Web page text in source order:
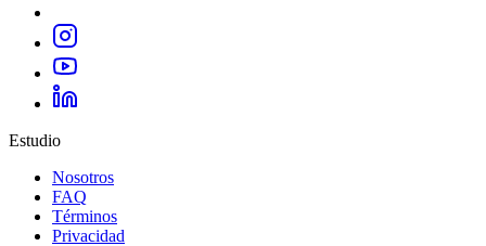
Estudio
Nosotros
FAQ
Términos
Privacidad